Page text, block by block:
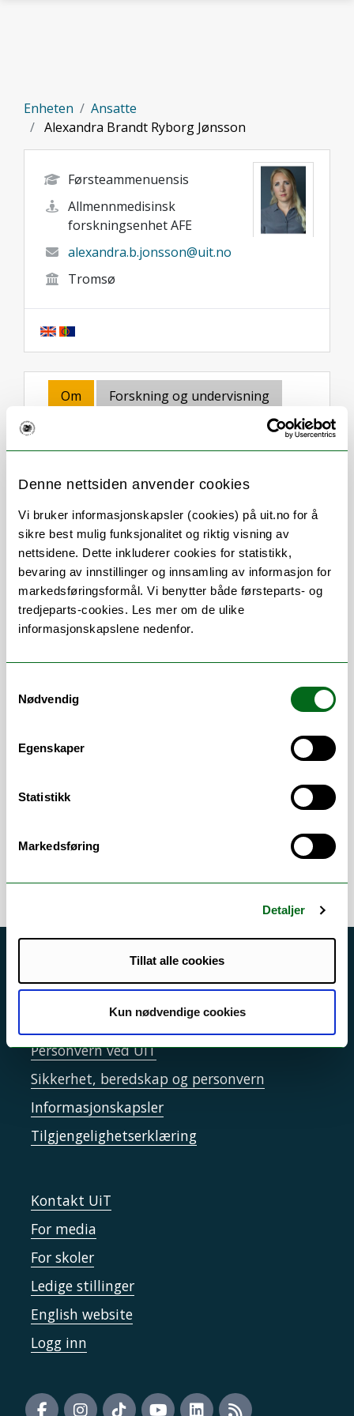
Denne nettsiden anvender cookies
Vi bruker informasjonskapsler (cookies) på uit.no for å
sikre best mulig funksjonalitet og riktig visning av
nettsidene. Dette inkluderer cookies for statistikk,
bevaring av innstillinger og innsamling av informasjon for
markedsføringsformål. Vi benytter både førsteparts- og
tredjeparts-cookies. Les mer om de ulike
informasjonskapslene nedenfor.
Nødvendig
Egenskaper
Statistikk
Markedsføring
Detaljer
Tillat alle cookies
Kun nødvendige cookies
Enheten
Ansatte
Alexandra Brandt Ryborg Jønsson
Førsteammenuensis
Allmennmedisinsk
forskningsenhet AFE
alexandra.b.jonsson@uit.no
Tromsø
Om
Forskning og undervisning
Stillingsbeskrivelse
Førsteamanuensis ved Institutt for
Samfunnsmedisin.
Jeg er tilknyttet Allmennmedisinsk
Forskningsenhet AFE Nord, hvor jeg
Johansen leder forskningsnetværket for
Education and transition phases, student
Benjaminsen Borch
Si ifra!
Driftsmeldinger
Personvern ved UiT
Sikkerhet, beredskap og personvern
Informasjonskapsler
Tilgjengelighetserklæring
Kontakt UiT
For media
For skoler
Ledige stillinger
English website
Logg inn